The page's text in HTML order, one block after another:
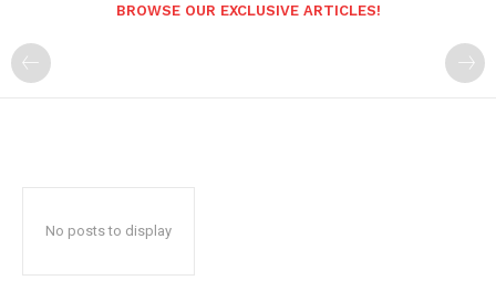
BROWSE OUR EXCLUSIVE ARTICLES!
No posts to display